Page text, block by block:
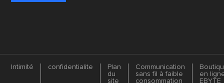
Intimité confidentialite
Plan
du
site
Communication
sans fil à faible
consommation
en
EBYTE